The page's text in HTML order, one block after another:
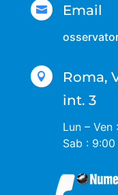
 Email

Roma,
int. 3
Lun – Ven
Sab : 9:00